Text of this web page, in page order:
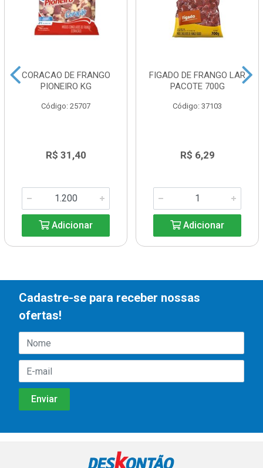
CORACAO DE FRANGO
PIONEIRO KG
Código: 25707
R$ 31,40
Adicionar
FIGADO DE FRANGO LAR
PACOTE 700G
Código: 37103
R$ 6,29
Adicionar
Cadastre-se para receber nossas
ofertas!